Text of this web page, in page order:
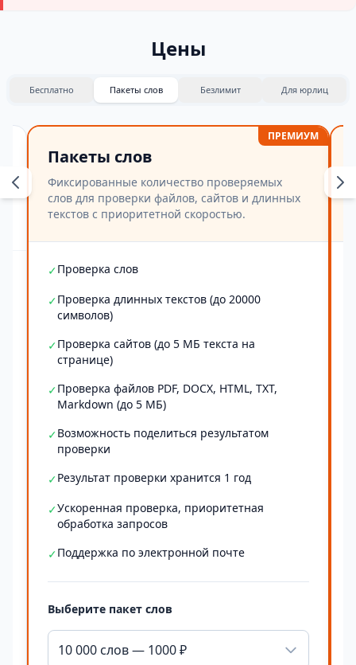
Цены
Бесплатно Пакеты слов Безлимит Для юрлиц
ПРЕМИУМ
Пакеты слов
Фиксированные количество проверяемых
слов для проверки файлов, сайтов и длинных
текстов с приоритетной скоростью.
✓Проверка слов
✓Проверка длинных текстов (до 20000
символов)
✓Проверка сайтов (до 5 МБ текста на
странице)
✓Проверка файлов PDF, DOCX, HTML, TXT,
Markdown (до 5 МБ)
✓Возможность поделиться результатом
проверки
✓Результат проверки хранится 1 год
✓Ускоренная проверка, приоритетная
обработка запросов
✓Поддержка по электронной почте
Выберите пакет слов
10 000 слов — 1000 ₽